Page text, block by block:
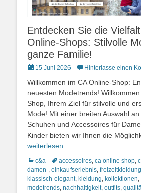
Entdecken Sie die
Online-Shops: Stilvolle
ganze Familie!
Posted
15 Juni 2026 Hinterlasse einen
Willkommen im CA Online-Shop:
neuesten Modetrends!
Shop, Ihrem Ziel für stilvolle und
Mode! Mit einer breiten Auswahl an
Schuhen und Accessoires für
Kinder bieten wir Ihnen die
weiterlesen…
Kategorien
c&a Schlagworte
accessoires, ca online shop,
damen-, einkaufserlebnis, freizeitkleidung
klassisch-elegant, kleidung, kollektionen,
modetrends, nachhaltigkeit, outfits,